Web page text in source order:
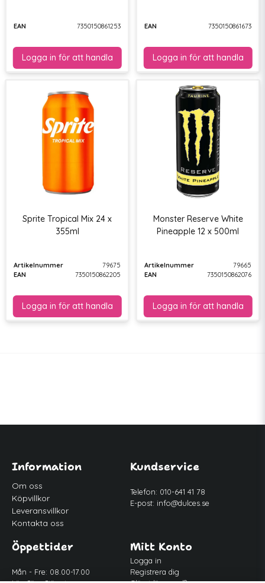
EAN 7350150861253 EAN 7350150861673
Sprite Tropical Mix 24 x
355ml
Artikelnummer
79675
EAN
7350150862205
Monster Reserve White
Pineapple 12 x 500ml
Artikelnummer
79665
EAN
7350150862076
Information
Om oss
Köpvillkor
Leveransvillkor
Kontakta oss
Kundservice
Telefon: 010-641 41 78
E-post: info@dulces.se
Öppettider
Mån - Fre: 08.00-17.00
Mitt Konto
Logga in
Registrera dig